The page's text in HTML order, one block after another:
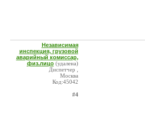
Независимая
инспекция, грузовой
аварийный комиссар,
физ.лицо (удалена)
Диспетчер ,
Москва
Код:45042
#4